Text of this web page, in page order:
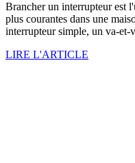
Brancher un interrupteur est
plus courantes dans une
interrupteur simple, un va-et-
LIRE L'ARTICLE